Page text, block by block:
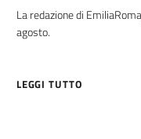
La redazione di
agosto.
LEGGI TUTTO
ABOUT BUONE